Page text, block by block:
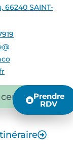
66240 SAINT-
Prendre
RDV